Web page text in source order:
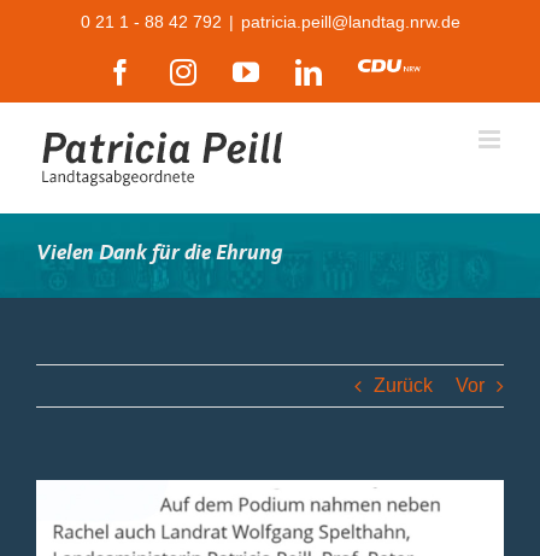
0 21 1 - 88 42 792 | patricia.peill@landtag.nrw.de
FacebookInstagramYouTubeLinkedIn
CDU
Vielen Dank für die Ehrung
Zurück Vor
grösseres
Bild